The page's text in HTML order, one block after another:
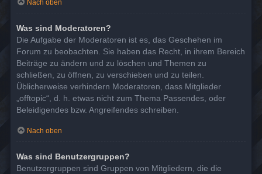
Nach oben
Was sind Moderatoren?
Die Aufgabe der Moderatoren ist es, das Geschehen im
Forum zu beobachten. Sie haben das Recht, in ihrem Bereich
Beiträge zu ändern und zu löschen und Themen zu
schließen, zu öffnen, zu verschieben und zu teilen.
Üblicherweise verhindern Moderatoren, dass Mitglieder
„offtopic“, d. h. etwas nicht zum Thema Passendes, oder
Beleidigendes bzw. Angreifendes schreiben.
Nach oben
Was sind Benutzergruppen?
Benutzergruppen sind Gruppen von Mitgliedern, die die